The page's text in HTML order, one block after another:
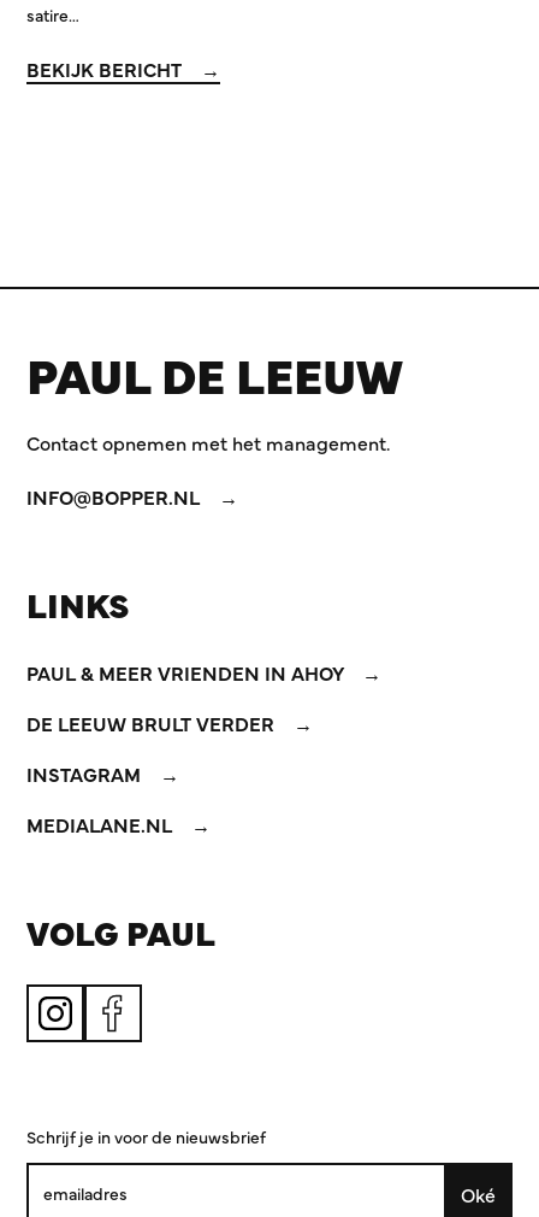
satire…
BEKIJK BERICHT
PAUL DE LEEUW
Contact opnemen met het management.
INFO@BOPPER.NL
LINKS
PAUL & MEER VRIENDEN IN AHOY
DE LEEUW BRULT VERDER
INSTAGRAM
MEDIALANE.NL
VOLG PAUL
Schrijf je in voor de nieuwsbrief
Oké